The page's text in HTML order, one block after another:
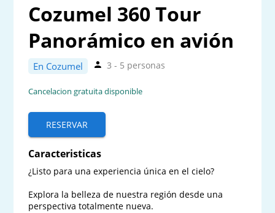
Cozumel 360 Tour
Panorámico en avión
En Cozumel 3 - 5 personas
Cancelacion gratuita disponible
RESERVAR
Caracteristicas
¿Listo para una experiencia única en el cielo?
Explora la belleza de nuestra región desde una
perspectiva totalmente nueva.